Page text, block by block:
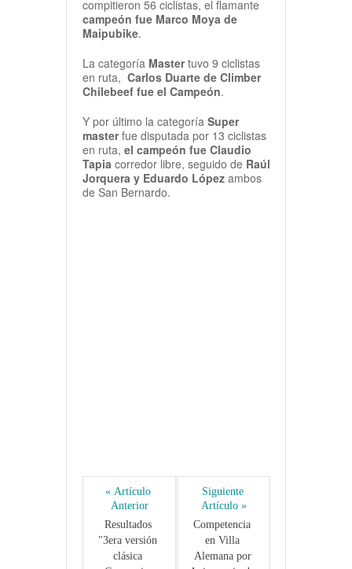
compitieron 56 ciclistas, el flamante
campeón fue Marco Moya de
Maipubike.
La categoría Mastertuvo 9 ciclistas
en ruta, Carlos Duarte de Climber
Chilebeef fue el Campeón.
Y por último la categoría Super
masterfue disputada por 13 ciclistas
en ruta, el campeón fue Claudio
Tapia corredor libre, seguido de Raúl
Jorquera y Eduardo López ambos
de San Bernardo.
« Artículo
Anterior
Resultados
"3era versión
clásica
Siguiente
Artículo »
Competencia
en Villa
Alemana por